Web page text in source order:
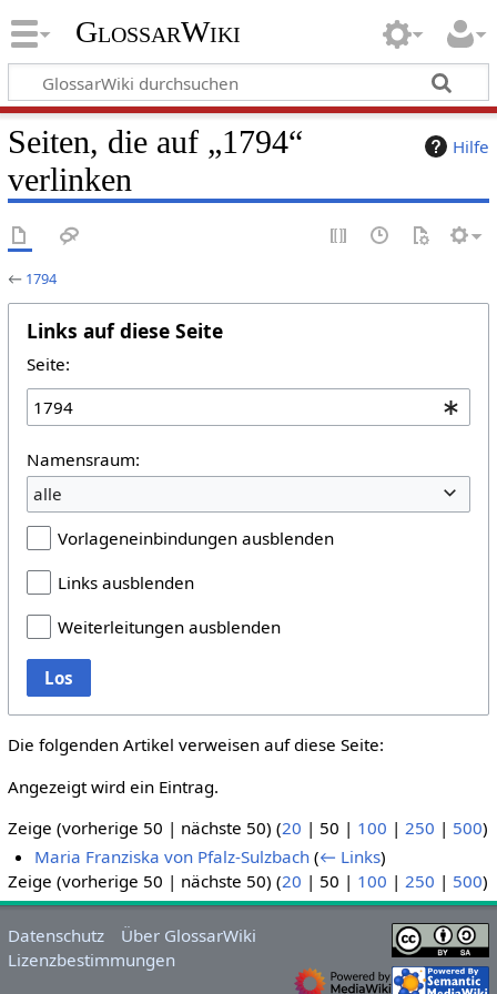
GlossarWiki
Hilfe
Seiten, die auf „1794“
verlinken
← 1794
Links auf diese Seite
Seite:
Namensraum:
alle
Vorlageneinbindungen ausblenden
Links ausblenden
Weiterleitungen ausblenden
Los
Die folgenden Artikel verweisen auf diese Seite:
Angezeigt wird ein Eintrag.
Zeige (vorherige 50 | nächste 50) (20 | 50 | 100 | 250 | 500)
Maria Franziska von Pfalz-Sulzbach (← Links)
Zeige (vorherige 50 | nächste 50) (20 | 50 | 100 | 250 | 500)
Datenschutz
Über GlossarWiki
Lizenzbestimmungen